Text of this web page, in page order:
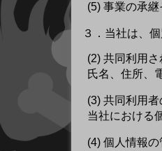
(5) 事業の承
３． 当社は、
(2) 共同利用
氏名、住所、
(3) 共同利用
当社における
(4) 個人情報